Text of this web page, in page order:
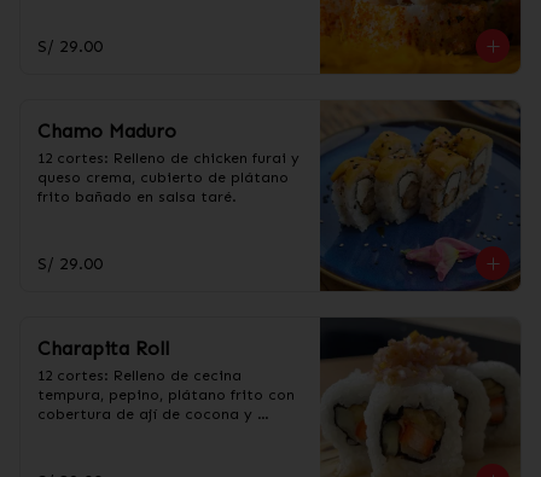
S/ 29.00
Chamo Maduro
12 cortes: Relleno de chicken furai y
queso crema, cubierto de plátano
frito bañado en salsa taré.
S/ 29.00
Charapita Roll
12 cortes: Relleno de cecina
tempura, pepino, plátano frito con
cobertura de ají de cocona y